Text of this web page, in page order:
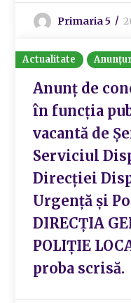
Primaria 5
Actualitate
Anunț de
în funcția
vacantă de
Serviciul
Direcției
Urgență și
DIRECȚIA
POLIȚIE
proba scrisă.